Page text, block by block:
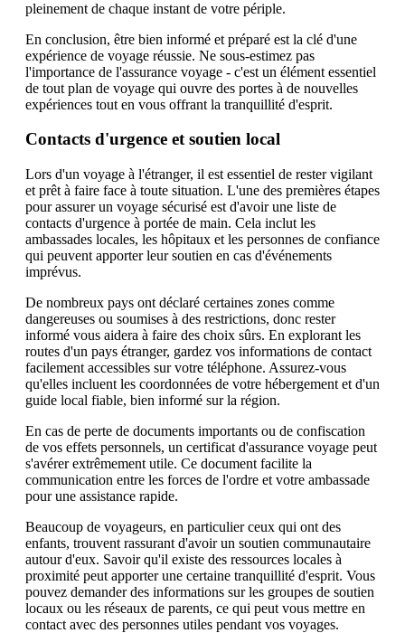
pleinement de chaque instant de votre périple.
En conclusion, être bien informé et préparé est la clé d'une
expérience de voyage réussie. Ne sous-estimez pas
l'importance de l'assurance voyage - c'est un élément essentiel
de tout plan de voyage qui ouvre des portes à de nouvelles
expériences tout en vous offrant la tranquillité d'esprit.
Contacts d'urgence et soutien local
Lors d'un voyage à l'étranger, il est essentiel de rester vigilant
et prêt à faire face à toute situation. L'une des premières étapes
pour assurer un voyage sécurisé est d'avoir une liste de
contacts d'urgence à portée de main. Cela inclut les
ambassades locales, les hôpitaux et les personnes de confiance
qui peuvent apporter leur soutien en cas d'événements
imprévus.
De nombreux pays ont déclaré certaines zones comme
dangereuses ou soumises à des restrictions, donc rester
informé vous aidera à faire des choix sûrs. En explorant les
routes d'un pays étranger, gardez vos informations de contact
facilement accessibles sur votre téléphone. Assurez-vous
qu'elles incluent les coordonnées de votre hébergement et d'un
guide local fiable, bien informé sur la région.
En cas de perte de documents importants ou de confiscation
de vos effets personnels, un certificat d'assurance voyage peut
s'avérer extrêmement utile. Ce document facilite la
communication entre les forces de l'ordre et votre ambassade
pour une assistance rapide.
Beaucoup de voyageurs, en particulier ceux qui ont des
enfants, trouvent rassurant d'avoir un soutien communautaire
autour d'eux. Savoir qu'il existe des ressources locales à
proximité peut apporter une certaine tranquillité d'esprit. Vous
pouvez demander des informations sur les groupes de soutien
locaux ou les réseaux de parents, ce qui peut vous mettre en
contact avec des personnes utiles pendant vos voyages.